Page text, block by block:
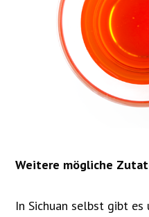
Weitere mögliche
In Sichuan selbst gibt es